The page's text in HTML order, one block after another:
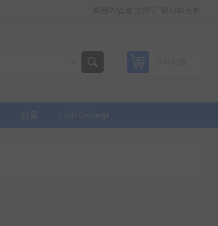
회원가입 로그인 위시리스트
선물 ✨Gift Concierge